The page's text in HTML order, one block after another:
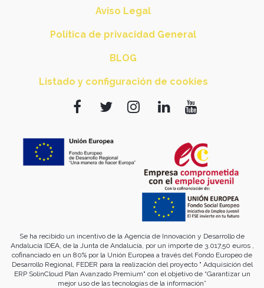
Aviso Legal
Política de privacidad General
BLOG
Listado y configuración de cookies
Se ha recibido un incentivo de la Agencia de Innovación y Desarrollo de
Andalucía IDEA, de la Junta de Andalucía, por un importe de 3.017,50 euros ,
cofinanciado en un 80% por la Unión Europea a través del Fondo Europeo de
Desarrollo Regional, FEDER para la realización del proyecto " Adquisición del
ERP SolinCloud Plan Avanzado Premium" con el objetivo de “Garantizar un
mejor uso de las tecnologías de la información”